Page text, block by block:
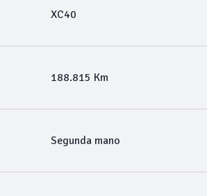
XC40
188.815 Km
Segunda mano